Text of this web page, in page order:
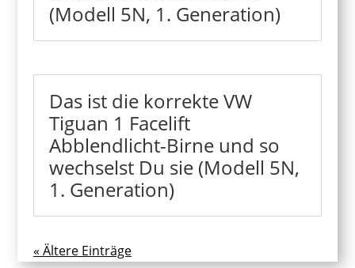
(Modell 5N, 1. Generation)
Das ist die korrekte VW
Tiguan 1 Facelift
Abblendlicht-Birne und so
wechselst Du sie (Modell 5N,
1. Generation)
« Ältere Einträge